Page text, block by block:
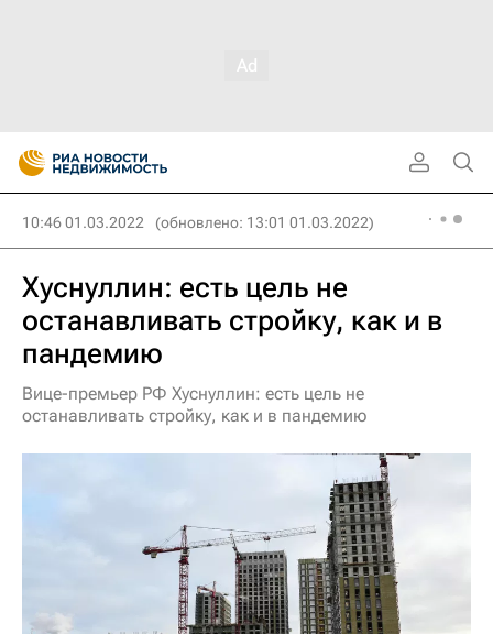
10:46 01.03.2022 (обновлено: 13:01 01.03.2022)
Хуснуллин: есть цель не
останавливать стройку, как и в
пандемию
Вице-премьер РФ Хуснуллин: есть цель не
останавливать стройку, как и в пандемию